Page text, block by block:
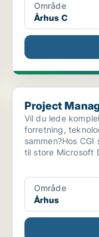
Område
Århus C
Project Manager -
Project
Vil du lede
forretning,
sammen?Hos
til store Microsoft
Område
Århus